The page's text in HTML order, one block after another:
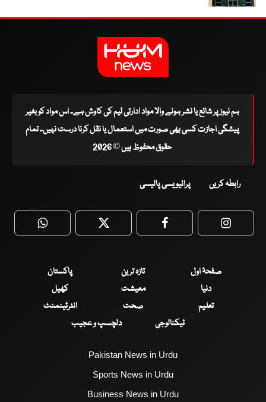
ہم نیوز پر شائع یا نشر ہونے والا مواد ادارتی ٹیم کی کاوش ہے۔ اس مواد کو بغیر
پیشگی اجازت کسی بھی صورت میں استعمال یا نقل کرنا درست نہیں۔ تمام
حقوق محفوظ ہیں © 2026
رابطہ کریں پرائیویسی پالیسی
WhatsApp Twitter Facebook
صفحۂ اول تازہ ترین
پاکستان
دنیا
معیشت
کھیل
تعلیم
صحت
انٹرٹینمنٹ
ٹیکنالوجی
دلچسپ و عجیب
Pakistan News in Urdu
Sports News in Urdu
Business News in Urdu